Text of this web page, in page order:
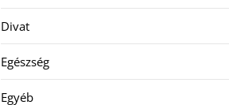
Divat
Egészség
Egyéb